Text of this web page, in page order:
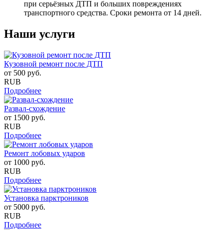
при серьёзных ДТП и больших повреждениях
транспортного средства. Сроки ремонта от 14 дней.
Наши услуги
Кузовной ремонт после ДТП
от 500 руб.
RUB
Подробнее
Развал-схождение
от 1500 руб.
RUB
Подробнее
Ремонт лобовых ударов
от 1000 руб.
RUB
Подробнее
Установка парктроников
от 5000 руб.
RUB
Подробнее